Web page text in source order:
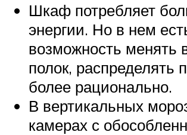
Шкаф потребляет
энергии. Но в нем
возможность менять
полок, распределять
более рационально.
В вертикальных
камерах с